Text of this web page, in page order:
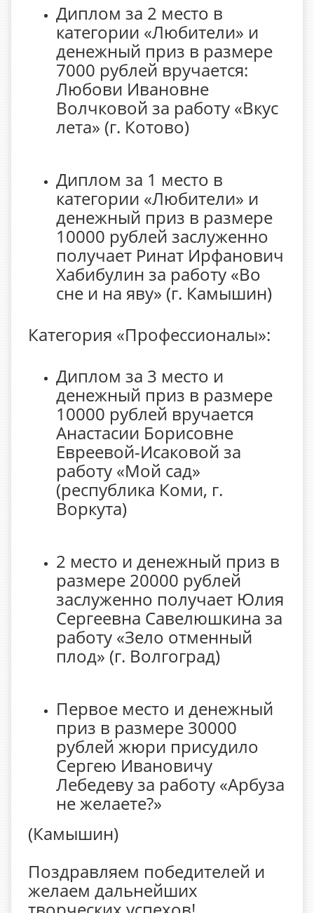
Диплом за 2 место в
категории «Любители» и
денежный приз в размере
7000 рублей вручается:
Любови Ивановне
Волчковой за работу «Вкус
лета» (г. Котово)
Диплом за 1 место в
категории «Любители» и
денежный приз в размере
10000 рублей заслуженно
получает Ринат Ирфанович
Хабибулин за работу «Во
сне и на яву» (г. Камышин)
Категория «Профессионалы»:
Диплом за 3 место и
денежный приз в размере
10000 рублей вручается
Анастасии Борисовне
Евреевой-Исаковой за
работу «Мой сад»
(республика Коми, г.
Воркута)
2 место и денежный приз в
размере 20000 рублей
заслуженно получает Юлия
Сергеевна Савелюшкина за
работу «Зело отменный
плод» (г. Волгоград)
Первое место и денежный
приз в размере 30000
рублей жюри присудило
Сергею Ивановичу
Лебедеву за работу «Арбуза
не желаете?»
(Камышин)
Поздравляем победителей и
желаем дальнейших